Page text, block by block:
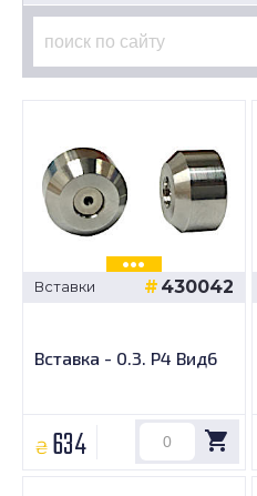
Вставки 430042
Вставка - 0.3. P4 Вид6
₴ 634